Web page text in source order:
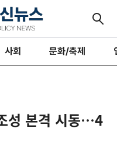
사회 문화/축제
성 본격 시동…4